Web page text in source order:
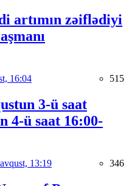
artımın zəiflədiyi
16:04 515
3-ü saat
4-ü saat 16:00-
13:19 346